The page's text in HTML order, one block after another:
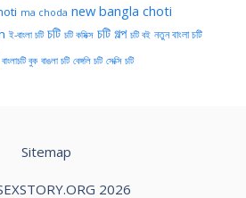
ma choda new bangla choti
ই-বাংলা চটি চটি চটি কমিক্স চটি গল্প চটি বই নতুন বাংলা চটি
বাংলাচটি বুক বাঙলা চটি বেঙ্গলি চটি সেক্সি চটি
Sitemap
2026